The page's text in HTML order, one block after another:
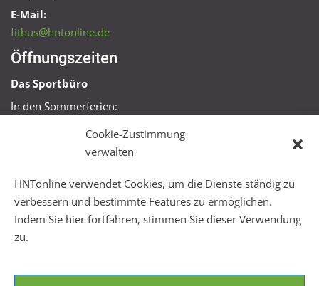
Cookie-Zustimmung
verwalten
HNTonline verwendet Cookies, um die Dienste ständig zu
verbessern und bestimmte Features zu ermöglichen.
Indem Sie hier fortfahren, stimmen Sie dieser Verwendung
zu.
E-Mail:
fithus@hntonline.de
Öffnungszeiten
Das Sportbüro
In den Sommerferien:
Mo + Mi 16:00 – 18:00 Uhr
Mo – Fr 08:00 – 22:00 Uhr
Sa + So 10:00 – 18:00 Uhr